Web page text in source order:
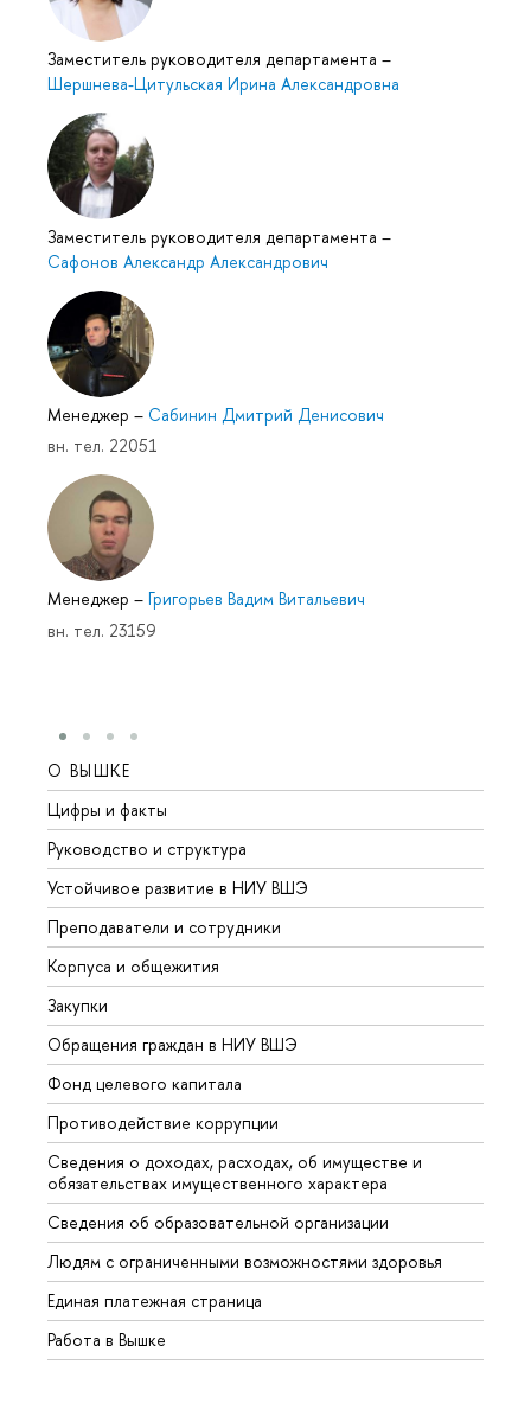
Заместитель руководителя департамента –
Шершнева-Цитульская Ирина Александровна
Заместитель руководителя департамента –
Сафонов Александр Александрович
Менеджер – Сабинин Дмитрий Денисович
вн. тел. 22051
Менеджер – Григорьев Вадим Витальевич
вн. тел. 23159
О ВЫШКЕ
Цифры и факты
Руководство и структура
Устойчивое развитие в НИУ ВШЭ
Преподаватели и сотрудники
Корпуса и общежития
Закупки
Обращения граждан в НИУ ВШЭ
Фонд целевого капитала
Противодействие коррупции
Сведения о доходах, расходах, об имуществе и
обязательствах имущественного характера
Сведения об образовательной организации
Людям с ограниченными возможностями здоровья
Единая платежная страница
Работа в Вышке